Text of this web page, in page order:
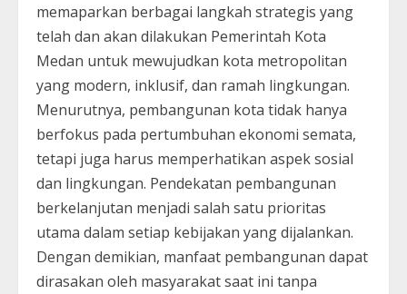
memaparkan berbagai langkah strategis yang
telah dan akan dilakukan Pemerintah Kota
Medan untuk mewujudkan kota metropolitan
yang modern, inklusif, dan ramah lingkungan.
Menurutnya, pembangunan kota tidak hanya
berfokus pada pertumbuhan ekonomi semata,
tetapi juga harus memperhatikan aspek sosial
dan lingkungan. Pendekatan pembangunan
berkelanjutan menjadi salah satu prioritas
utama dalam setiap kebijakan yang dijalankan.
Dengan demikian, manfaat pembangunan dapat
dirasakan oleh masyarakat saat ini tanpa